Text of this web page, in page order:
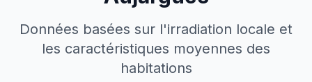
Données basées sur l'irradiation locale et
les caractéristiques moyennes des
habitations